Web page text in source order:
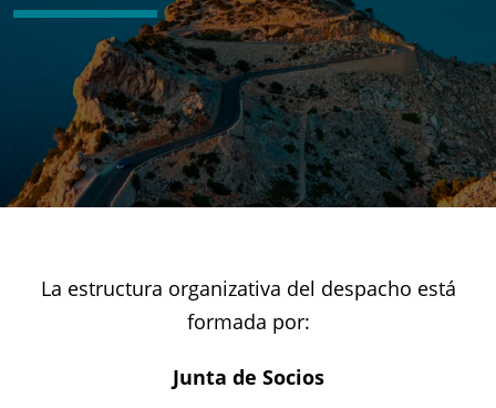
La estructura organizativa del despacho está
formada por:
Junta de Socios